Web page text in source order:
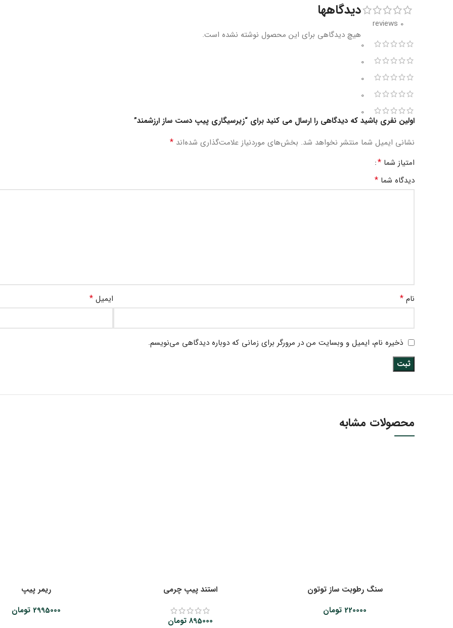
0 reviews
0
0
0
0
0
دیدگاهها
هیچ دیدگاهی برای این محصول نوشته نشده است.
اولین نفری باشید که دیدگاهی را ارسال می کنید برای “زیرسیگاری پیپ دست ساز ارزشمند”
نشانی ایمیل شما منتشر نخواهد شد. بخش‌های موردنیاز علامت‌گذاری شده‌اند *
امتیاز شما *
دیدگاه شما *
نام * ایمیل *
ذخیره نام، ایمیل و وبسایت من در مرورگر برای زمانی که دوباره دیدگاهی می‌نویسم.
محصولات مشابه
سنگ رطوبت ساز توتون
220000 تومان
استند پیپ چرمی
895000 تومان
ریمر پیپ
2995000 تومان